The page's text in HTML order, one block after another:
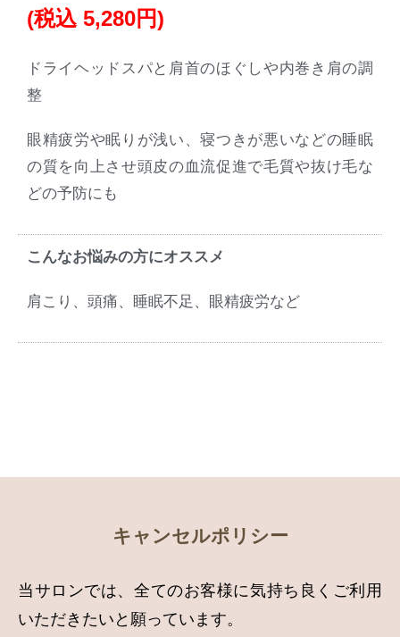
(税込 5,280円)
ドライヘッドスパと肩首のほぐしや内巻き肩の調
整
眼精疲労や眠りが浅い、寝つきが悪いなどの睡眠
の質を向上させ頭皮の血流促進で毛質や抜け毛な
どの予防にも
こんなお悩みの方にオススメ
肩こり、頭痛、睡眠不足、眼精疲労など
キャンセルポリシー
当サロンでは、全てのお客様に気持ち良くご利用
いただきたいと願っています。